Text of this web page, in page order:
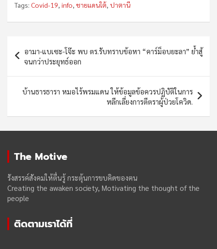
Tags: Covid-19, info, ชายแดนใต้, ปาตานี
navigation
อามา-แบเซะ-โจ๊ะ พบ ตร.รับทราบข้อหา “คาร์ม็อบยะลา” ย้ำสู้
จนกว่าประยุทธ์ออก
บ้านธารธารา หมอไร้พรมแดน ให้ข้อมูลข้อควรปฏิบัติในการ
หลีกเลี่ยงการตีตราผู้ป่วยโควิด.
The Motive
รังสรรค์สังคมให้ตื่นรู้ กระตุ้นการขบคิดของฅน
Creating the awaken society, Motivating the thought of the
people
ติดตามเราได้ที่